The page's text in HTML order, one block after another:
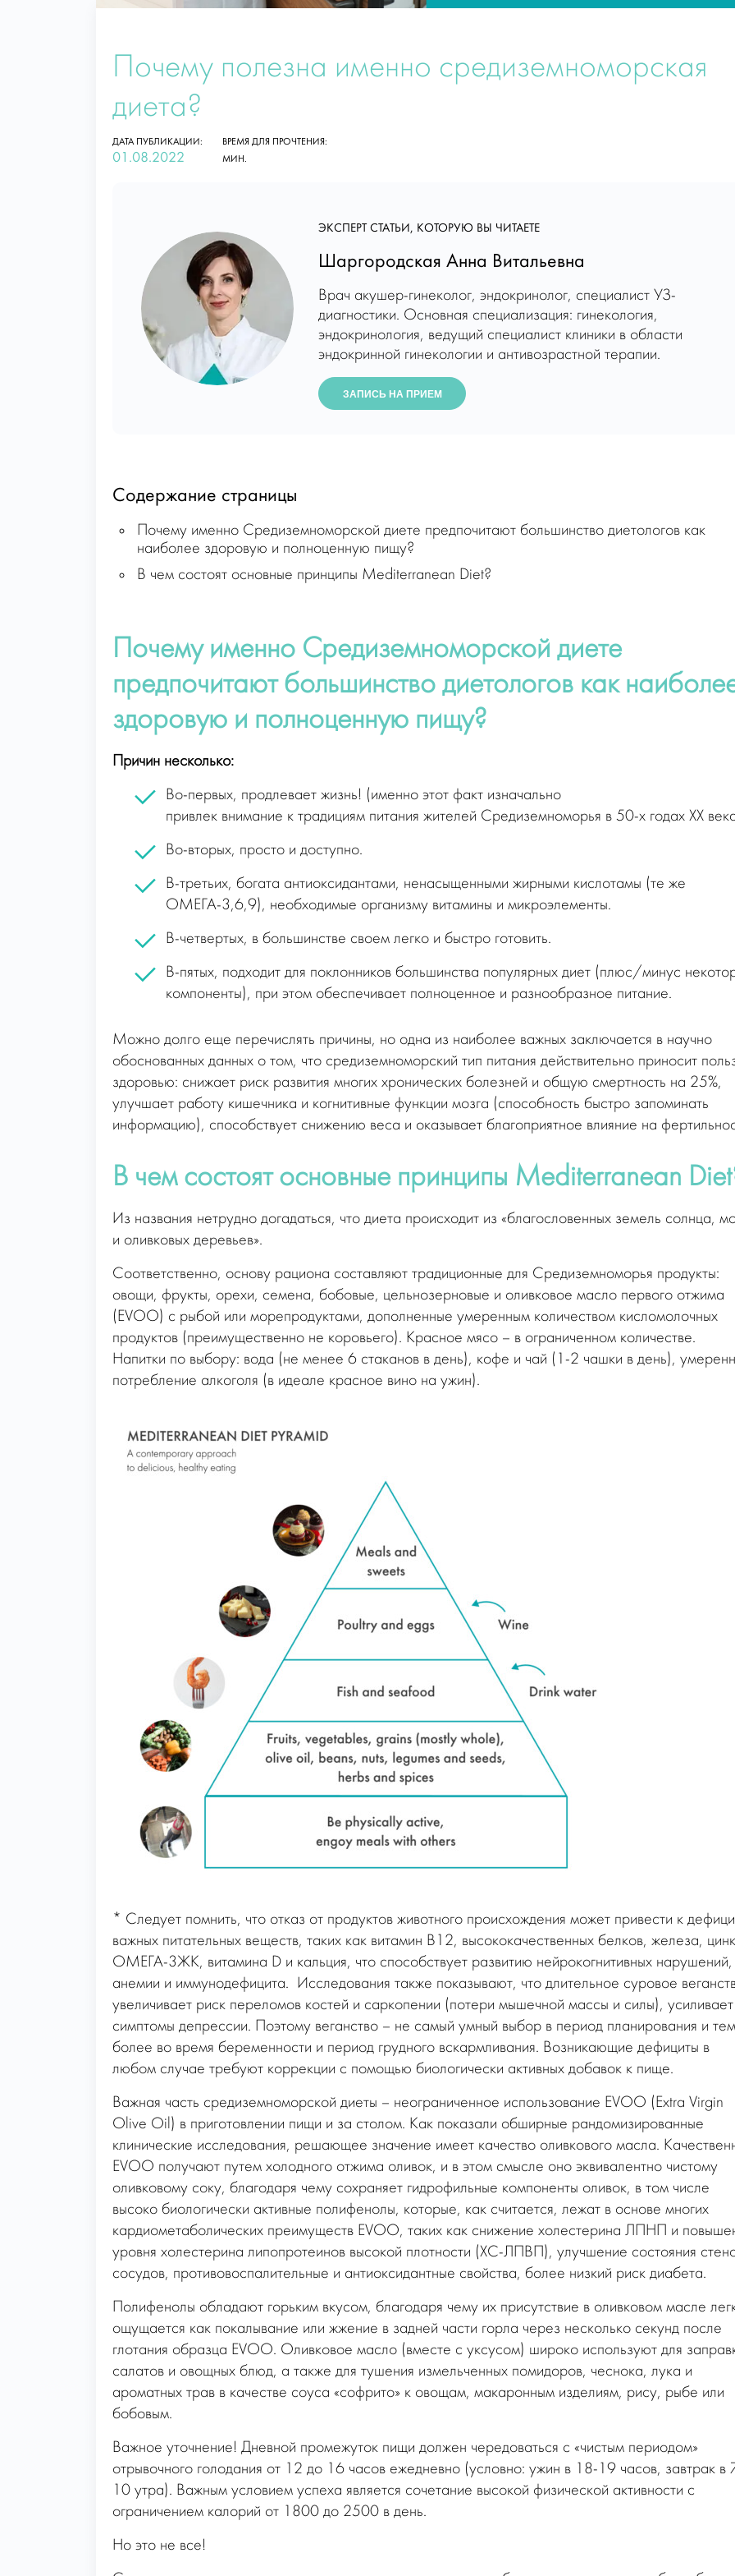
Почему полезна именно средиземноморская
диета?
ДАТА ПУБЛИКАЦИИ:
01.08.2022
ВРЕМЯ ДЛЯ ПРОЧТЕНИЯ:
МИН.
ЭКСПЕРТ СТАТЬИ, КОТОРУЮ ВЫ ЧИТАЕТЕ
Шаргородская Анна Витальевна
Врач акушер-гинеколог, эндокринолог, специалист УЗ-
диагностики. Основная специализация: гинекология,
эндокринология, ведущий специалист клиники в области
эндокринной гинекологии и антивозрастной терапии.
ЗАПИСЬ НА ПРИЕМ
Содержание страницы
Почему именно Средиземноморской диете предпочитают большинство диетологов как
наиболее здоровую и полноценную пищу?
В чем состоят основные принципы Mediterranean Diet?
Почему именно Средиземноморской диете
предпочитают большинство диетологов как
здоровую и полноценную пищу?
Причин несколько:
Во-первых, продлевает жизнь! (именно этот факт изначально
привлек внимание к традициям питания жителей Средиземноморья в 50-х годах ХХ
Во-вторых, просто и доступно.
В-третьих, богата антиоксидантами, ненасыщенными жирными кислотамы (те же
ОМЕГА-3,6,9), необходимые организму витамины и микроэлементы.
В-четвертых, в большинстве своем легко и быстро готовить.
В-пятых, подходит для поклонников большинства популярных диет (плюс/минус
компоненты), при этом обеспечивает полноценное и разнообразное питание.
Можно долго еще перечислять причины, но одна из наиболее важных заключается в научно
обоснованных данных о том, что средиземноморский тип питания действительно приносит
здоровью: снижает риск развития многих хронических болезней и общую смертность на 25%,
улучшает работу кишечника и когнитивные функции мозга (способность быстро запоминать
информацию), способствует снижению веса и оказывает благоприятное влияние на
В чем состоят основные принципы Mediterranean
Из названия нетрудно догадаться, что диета происходит из «благословенных земель солнца,
и оливковых деревьев».
Соответственно, основу рациона составляют традиционные для Средиземноморья продукты:
овощи, фрукты, орехи, семена, бобовые, цельнозерновые и оливковое масло первого отжима
(EVOO) с рыбой или морепродуктами, дополненные умеренным количеством кисломолочных
продуктов (преимущественно не коровьего). Красное мясо – в ограниченном количестве.
Напитки по выбору: вода (не менее 6 стаканов в день), кофе и чай (1-2 чашки в день),
потребление алкоголя (в идеале красное вино на ужин).
* Следует помнить, что отказ от продуктов животного происхождения может привести к
важных питательных веществ, таких как витамин B12, высококачественных белков, железа,
ОМЕГА-3ЖК, витамина D и кальция, что способствует развитию нейрокогнитивных нарушений,
анемии и иммунодефицита. Исследования также показывают, что длительное суровое
увеличивает риск переломов костей и саркопении (потери мышечной массы и силы), усиливает
симптомы депрессии. Поэтому веганство – не самый умный выбор в период планирования и тем
более во время беременности и период грудного вскармливания. Возникающие дефициты в
любом случае требуют коррекции с помощью биологически активных добавок к пище.
Важная часть средиземноморской диеты – неограниченное использование EVOO (Extra Virgin
Olive Oil) в приготовлении пищи и за столом. Как показали обширные рандомизированные
клинические исследования, решающее значение имеет качество оливкового масла.
EVOO получают путем холодного отжима оливок, и в этом смысле оно эквивалентно чистому
оливковому соку, благодаря чему сохраняет гидрофильные компоненты оливок, в том числе
высоко биологически активные полифенолы, которые, как считается, лежат в основе многих
кардиометаболических преимуществ EVOO, таких как снижение холестерина ЛПНП и
уровня холестерина липопротеинов высокой плотности (ХС-ЛПВП), улучшение состояния
сосудов, противовоспалительные и антиоксидантные свойства, более низкий риск диабета.
Полифенолы обладают горьким вкусом, благодаря чему их присутствие в оливковом масле
ощущается как покалывание или жжение в задней части горла через несколько секунд после
глотания образца EVOO. Оливковое масло (вместе с уксусом) широко используют для
салатов и овощных блюд, а также для тушения измельченных помидоров, чеснока, лука и
ароматных трав в качестве соуса «софрито» к овощам, макаронным изделиям, рису, рыбе или
бобовым.
Важное уточнение! Дневной промежуток пищи должен чередоваться с «чистым периодом»
отрывочного голодания от 12 до 16 часов ежедневно (условно: ужин в 18-19 часов, завтрак в
10 утра). Важным условием успеха является сочетание высокой физической активности с
ограничением калорий от 1800 до 2500 в день.
Но это не все!